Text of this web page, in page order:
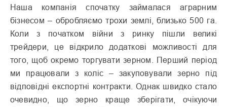
Наша компанія спочатку займалася аграрним
бізнесом – обробляємо трохи землі, близько 500 га.
Коли з початком війни з ринку пішли великі
трейдери, це відкрило додаткові можливості для
того, щоб окремо торгувати зерном. Перший період
ми працювали з коліс – закуповували зерно під
відповідні експортні контракти. Однак швидко стало
очевидно, що зерно краще зберігати, очікуючи